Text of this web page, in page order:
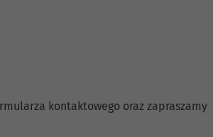
kontaktowego oraz zapraszamy